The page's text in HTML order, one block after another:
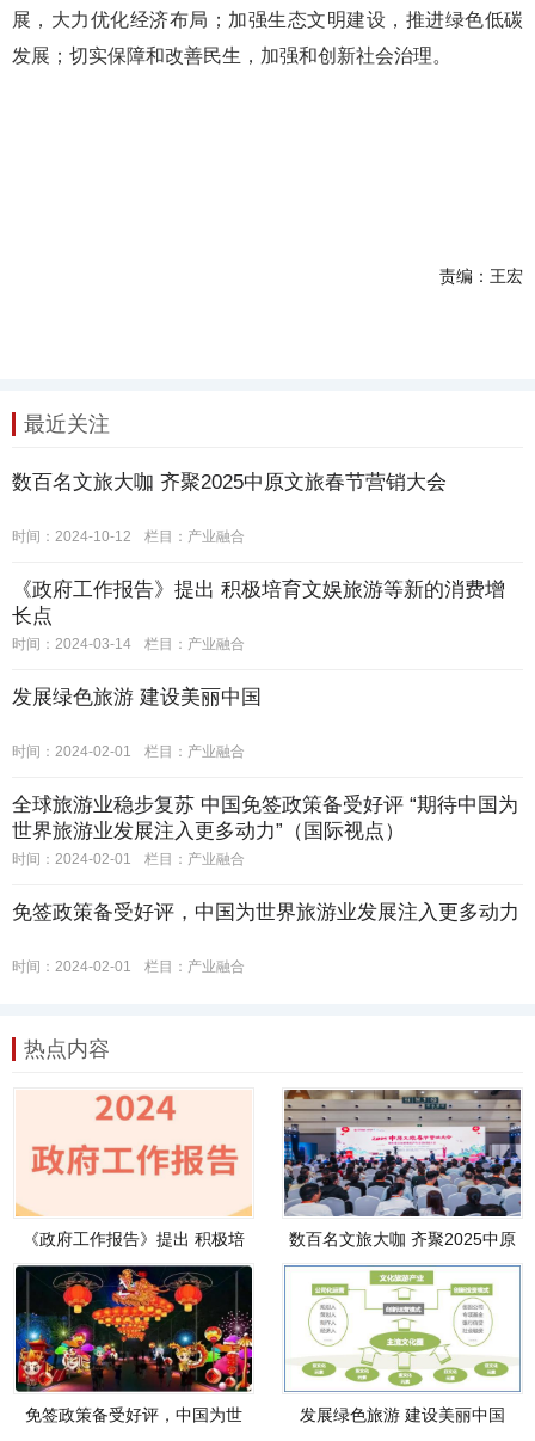
展，大力优化经济布局；加强生态文明建设，推进绿色低碳
发展；切实保障和改善民生，加强和创新社会治理。
责编：王宏
最近关注
数百名文旅大咖 齐聚2025中原文旅春节营销大会
时间：2024-10-12 栏目： 产业融合
《政府工作报告》提出 积极培育文娱旅游等新的消费增
长点
时间：2024-03-14 栏目： 产业融合
发展绿色旅游 建设美丽中国
时间：2024-02-01 栏目： 产业融合
全球旅游业稳步复苏 中国免签政策备受好评 “期待中国为
世界旅游业发展注入更多动力”（国际视点）
时间：2024-02-01 栏目： 产业融合
免签政策备受好评，中国为世界旅游业发展注入更多动力
时间：2024-02-01 栏目： 产业融合
热点内容
《政府工作报告》提出 积极培
育文娱旅游等新的消费增长点
数百名文旅大咖 齐聚2025中原
文旅春节营销大会
免签政策备受好评，中国为世
发展绿色旅游 建设美丽中国